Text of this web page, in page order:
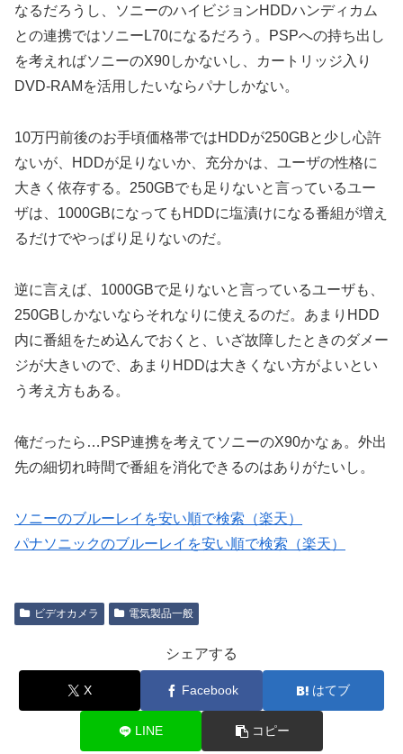
なるだろうし、ソニーのハイビジョンHDDハンディカム
との連携ではソニーL70になるだろう。PSPへの持ち出し
を考えればソニーのX90しかないし、カートリッジ入り
DVD-RAMを活用したいならパナしかない。
10万円前後のお手頃価格帯ではHDDが250GBと少し心許
ないが、HDDが足りないか、充分かは、ユーザの性格に
大きく依存する。250GBでも足りないと言っているユー
ザは、1000GBになってもHDDに塩漬けになる番組が増え
るだけでやっぱり足りないのだ。
逆に言えば、1000GBで足りないと言っているユーザも、
250GBしかないならそれなりに使えるのだ。あまりHDD
内に番組をため込んでおくと、いざ故障したときのダメー
ジが大きいので、あまりHDDは大きくない方がよいとい
う考え方もある。
俺だったら…PSP連携を考えてソニーのX90かなぁ。外出
先の細切れ時間で番組を消化できるのはありがたいし。
ソニーのブルーレイを安い順で検索（楽天）
パナソニックのブルーレイを安い順で検索（楽天）
ビデオカメラ 電気製品一般
シェアする
X Facebook はてブ
LINE コピー